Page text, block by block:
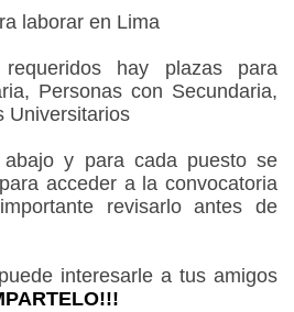
laborar en Lima
hay plazas para
Personas con Secundaria,
Universitarios
abajo y para cada puesto se
acceder a la convocatoria
revisarlo antes de
interesarle a tus amigos